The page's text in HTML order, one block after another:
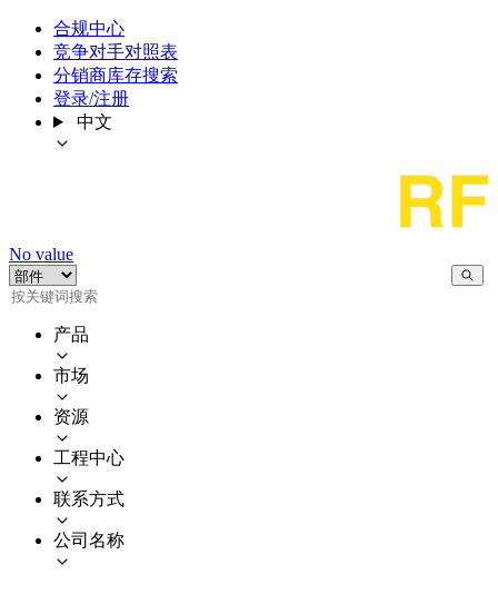
合规中心
竞争对手对照表
分销商库存搜索
登录/注册
中文
No value
产品
市场
资源
工程中心
联系方式
公司名称